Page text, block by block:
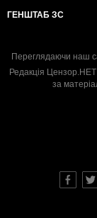
ГЕНШТАБ ЗС
Переглядаючи наш
Редакція Цензор.НЕТ
за